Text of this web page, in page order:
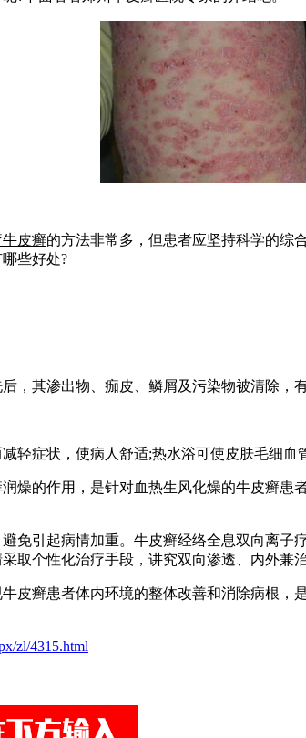
皮癣的方法非常多，但患者应坚持科学的综
些好处?
，其渗出物、痂皮、鳞屑及污染物被清除，
轻症状，使病人舒适;热水浴可使皮肤毛细
燥的作用，是针对血热生风化燥的牛皮癣
免引起病情加重。牛皮癣经络全息双向离
取个性化治疗手段，讲究双向渗透、内外兼治
皮癣患者体内环境的整体改善和消除病根
zl/4315.html